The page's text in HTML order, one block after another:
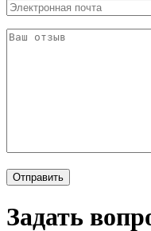
Задать